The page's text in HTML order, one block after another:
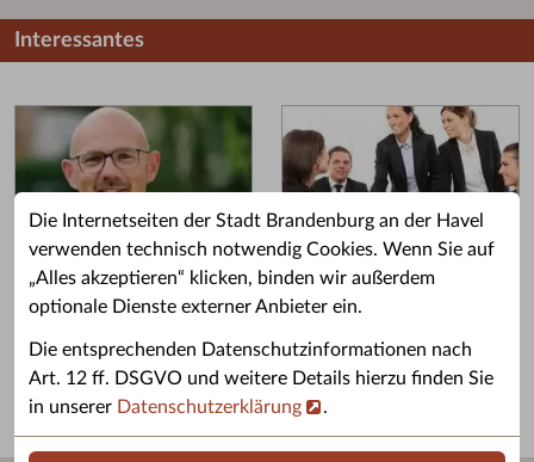
Die Internetseiten der Stadt Brandenburg an der Havel
verwenden technisch notwendig Cookies. Wenn Sie auf
„Alles akzeptieren“ klicken, binden wir außerdem
optionale Dienste externer Anbieter ein.
Die entsprechenden Datenschutzinformationen nach
Art. 12 ff. DSGVO und weitere Details hierzu finden Sie
in unserer Datenschutzerklärung .
Interessantes
Grußwort des OB